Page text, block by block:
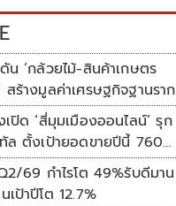
น ‘กล้วยไม้-สินค้าเกษตร
ร้างมูลค่าเศรษฐกิจฐานราก
สะพัด 10 ล้านบาท
ปิด ‘สี่มุมเมืองออนไลน์’ รุก
ล ตั้งเป้ายอดขายปีนี้ 760
69 กำไรโต 49%รับดีมาน
ป้าปีโต 12.7%